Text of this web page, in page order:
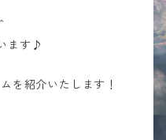
ます♪
を紹介いたします！